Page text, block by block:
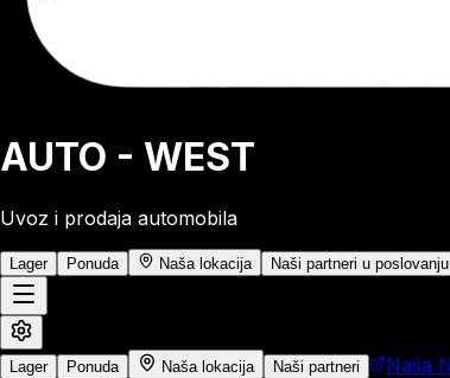
AUTO - WEST
Uvoz i prodaja automobila
Lager Ponuda Naša lokacija Naši partneri u poslovanju
Lager Ponuda Naša lokacija Naši partneri Naša